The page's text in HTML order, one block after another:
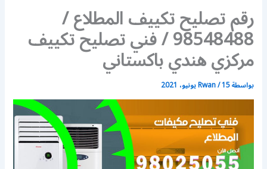
رقم تصليح تكييف المطلاع /
98548488 / فني تصليح تكييف
مركزي هندي باكستاني
بواسطة Rwan/15 يونيو، 2021